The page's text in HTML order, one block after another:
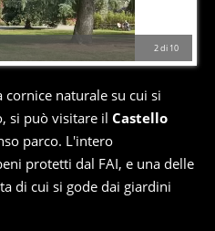
2di 10
naturale su cui si
si può visitare il Castello
parco. L'intero
protetti dal FAI, e una delle
di cui si gode dai giardini